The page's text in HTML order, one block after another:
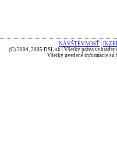
NÁVŠTEVNOSŤ
(C) 2004, 2005 DSL.sk | Všetky práva
Všetky uvedené informácie sú